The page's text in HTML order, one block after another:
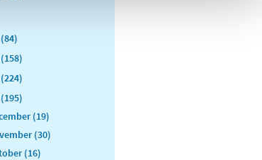
(19)
(30)
(16)